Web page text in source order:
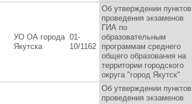
УО ОА города
Якутска
01-
10/1162
Об утверждении пунктов
проведения экзаменов
ГИА по
образовательным
программам среднего
общего образования на
территории городского
округа "город Якутск"
Об утверждении пунктов
проведения экзаменов